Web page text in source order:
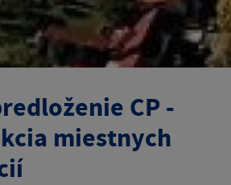
CP -
miestnych